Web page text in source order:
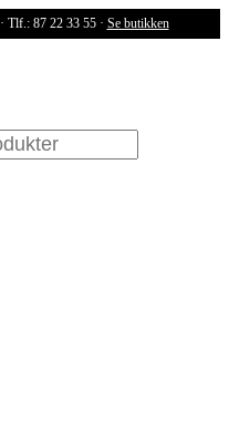
Tlf.: 87 22 33 55 · Se butikken